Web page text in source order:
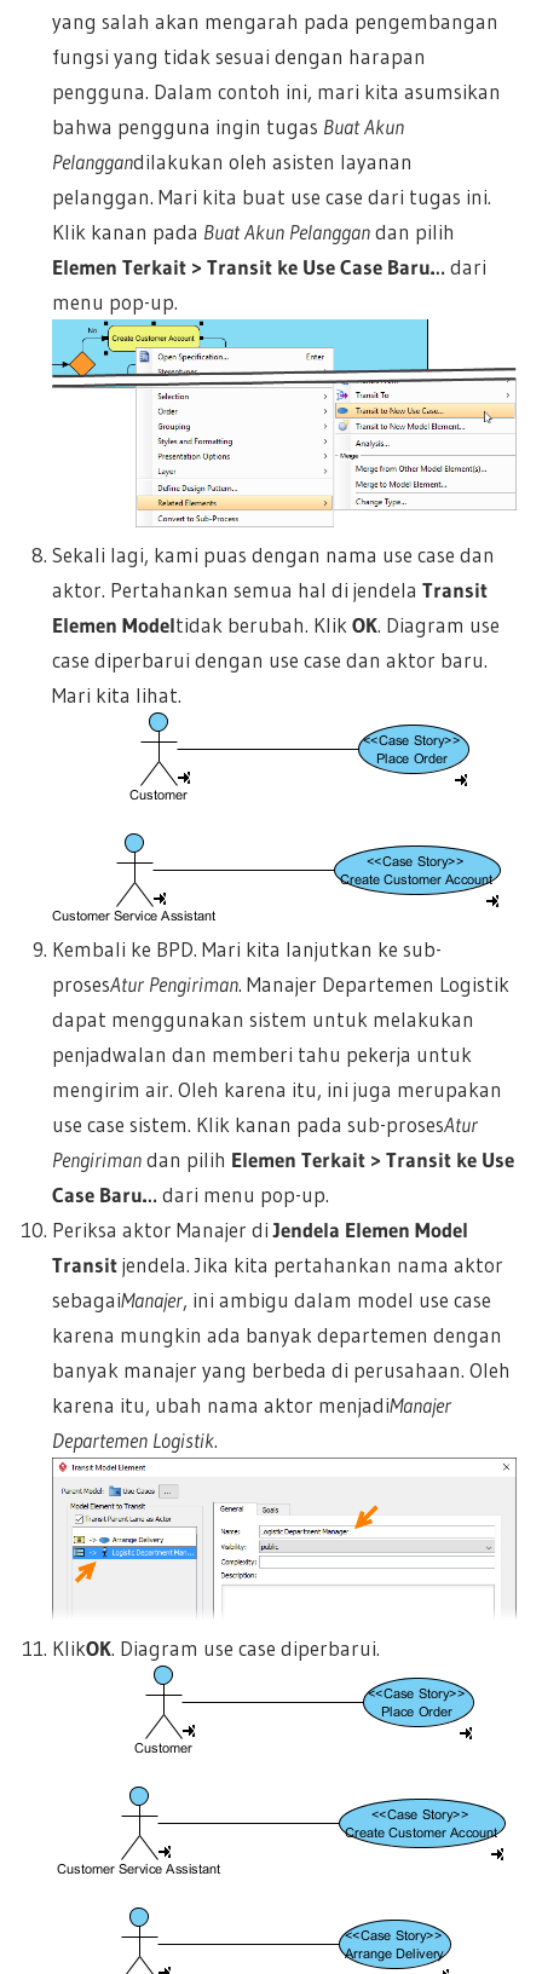
yang salah akan mengarah pada pengembangan
fungsi yang tidak sesuai dengan harapan
pengguna. Dalam contoh ini, mari kita asumsikan
bahwa pengguna ingin tugas Buat Akun
Pelanggandilakukan oleh asisten layanan
pelanggan. Mari kita buat use case dari tugas ini.
Klik kanan pada Buat Akun Pelanggandan pilih
Elemen Terkait > Transit ke Use Case Baru… dari
menu pop-up.
Sekali lagi, kami puas dengan nama use case dan
aktor. Pertahankan semua hal di jendela Transit
Elemen Modeltidak berubah. KlikOK. Diagram use
case diperbarui dengan use case dan aktor baru.
Mari kita lihat.
Kembali ke BPD. Mari kita lanjutkan ke sub-
prosesAtur Pengiriman. Manajer Departemen Logistik
dapat menggunakan sistem untuk melakukan
penjadwalan dan memberi tahu pekerja untuk
mengirim air. Oleh karena itu, ini juga merupakan
use case sistem. Klik kanan pada sub-prosesAtur
Pengirimandan pilih Elemen Terkait > Transit ke Use
Case Baru… dari menu pop-up.
Periksa aktor Manajer diJendela Elemen Model
Transitjendela. Jika kita pertahankan nama aktor
sebagaiManajer, ini ambigu dalam model use case
karena mungkin ada banyak departemen dengan
banyak manajer yang berbeda di perusahaan. Oleh
karena itu, ubah nama aktor menjadiManajer
Departemen Logistik.
KlikOK. Diagram use case diperbarui.